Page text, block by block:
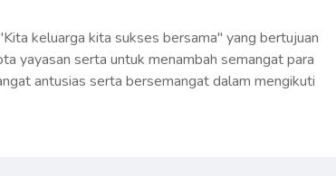
keluarga kita sukses bersama" yang bertujuan
yayasan serta untuk menambah semangat para
antusias serta bersemangat dalam mengikuti